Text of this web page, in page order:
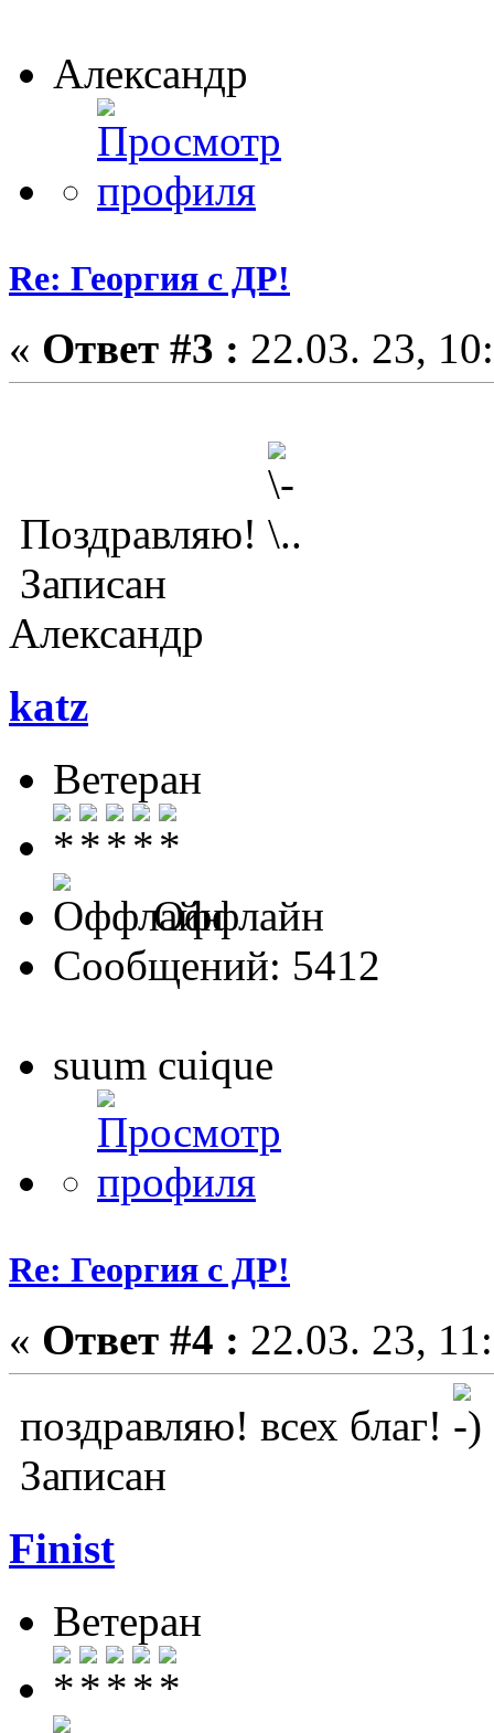
Александр
Re: Георгия с ДР!
« Ответ #3 : 22.03. 23,
Поздравляю!
Записан
Александр
katz
Ветеран
Оффлайн
Сообщений: 5412
suum cuique
Re: Георгия с ДР!
« Ответ #4 : 22.03. 23,
поздравляю! всех благ!
Записан
Finist
Ветеран